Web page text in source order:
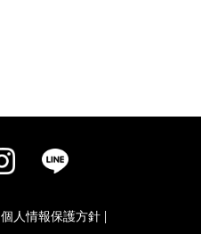
個人情報保護方針